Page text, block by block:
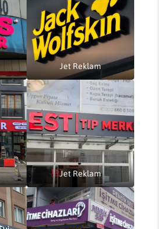
Jet Reklam
Jet Reklam